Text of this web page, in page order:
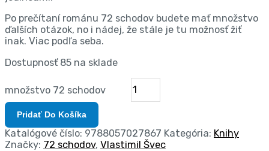
Po prečítaní románu 72 schodov budete mať množstvo
ďalších otázok, no i nádej, že stále je tu možnosť žiť
inak. Viac podľa seba.
Dostupnosť 85 na sklade
množstvo 72 schodov
Pridať Do Košíka
Katalógové číslo: 9788057027867 Kategória: Knihy
Značky: 72 schodov, Vlastimil Švec